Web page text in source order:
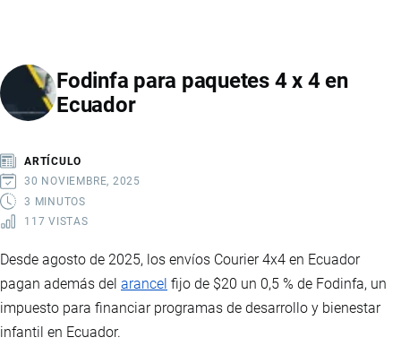
ECUADOR:
REQUISITOS,
GUÍA
PARA
IMPORTAR
Fodinfa para paquetes 4 x 4 en
Ecuador
ARTÍCULO
30 NOVIEMBRE, 2025
3 MINUTOS
117 VISTAS
Desde agosto de 2025, los envíos Courier 4x4 en Ecuador
pagan además del arancel fijo de $20 un 0,5 % de Fodinfa, un
impuesto para financiar programas de desarrollo y bienestar
infantil en Ecuador.